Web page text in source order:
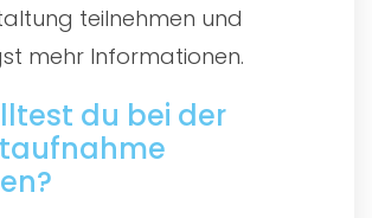
teilnehmen und
mehr Informationen.
du bei der